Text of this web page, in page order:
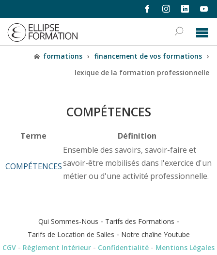
formations › financement de vos formations ›
lexique de la formation professionnelle
COMPÉTENCES
Terme Définition
COMPÉTENCES
Ensemble des savoirs, savoir-faire et
savoir-être mobilisés dans l'exercice d'un
métier ou d'une activité professionnelle.
Qui Sommes-Nous - Tarifs des Formations -
Tarifs de Location de Salles - Notre chaîne Youtube
CGV - Règlement Intérieur - Confidentialité - Mentions Légales